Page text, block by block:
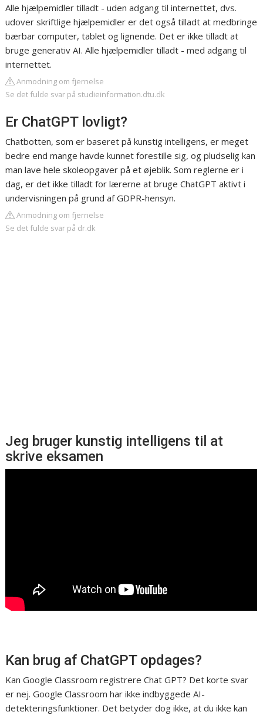
Alle hjælpemidler tilladt - uden adgang til internettet, dvs.
udover skriftlige hjælpemidler er det også tilladt at medbringe
bærbar computer, tablet og lignende. Det er ikke tilladt at
bruge generativ AI. Alle hjælpemidler tilladt - med adgang til
internettet.
Anmodning om fjernelse
Se det fulde svar på studieinformation.dtu.dk
Er ChatGPT lovligt?
Chatbotten, som er baseret på kunstig intelligens, er meget
bedre end mange havde kunnet forestille sig, og pludselig kan
man lave hele skoleopgaver på et øjeblik. Som reglerne er i
dag, er det ikke tilladt for lærerne at bruge ChatGPT aktivt i
undervisningen på grund af GDPR-hensyn.
Anmodning om fjernelse
Se det fulde svar på dr.dk
Jeg bruger kunstig intelligens til at
skrive eksamen
Kan brug af ChatGPT opdages?
Kan Google Classroom registrere Chat GPT? Det korte svar
er nej. Google Classroom har ikke indbyggede AI-
detekteringsfunktioner. Det betyder dog ikke, at du ikke kan